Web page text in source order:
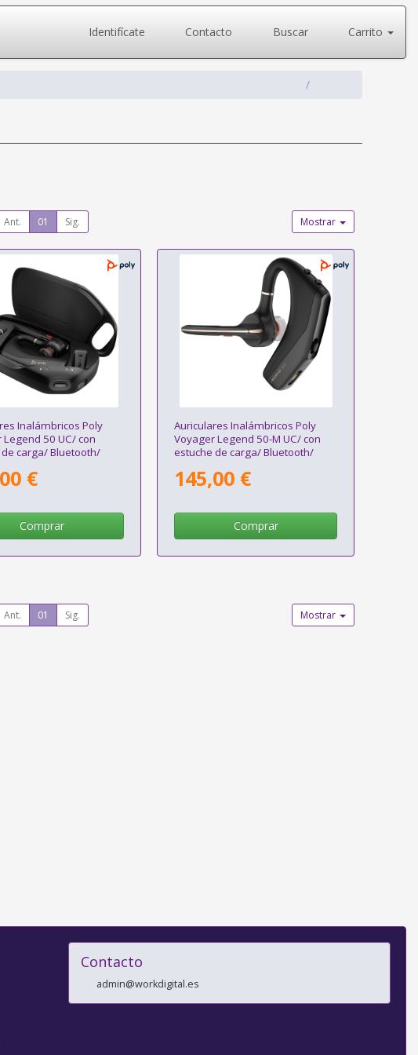
Identifícate Contacto Buscar Carrito
Ant. 01 Sig. Mostrar
Inalámbricos Poly
Legend 50 UC/ con
carga/ Bluetooth/
€
Comprar
Auriculares Inalámbricos Poly
Voyager Legend 50-M UC/ con
estuche de carga/ Bluetooth/
145,00 €
Comprar
Ant. 01 Sig. Mostrar
Contacto
admin@workdigital.es